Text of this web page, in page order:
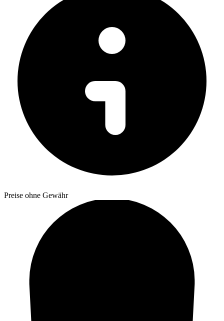
Preise ohne Gewähr